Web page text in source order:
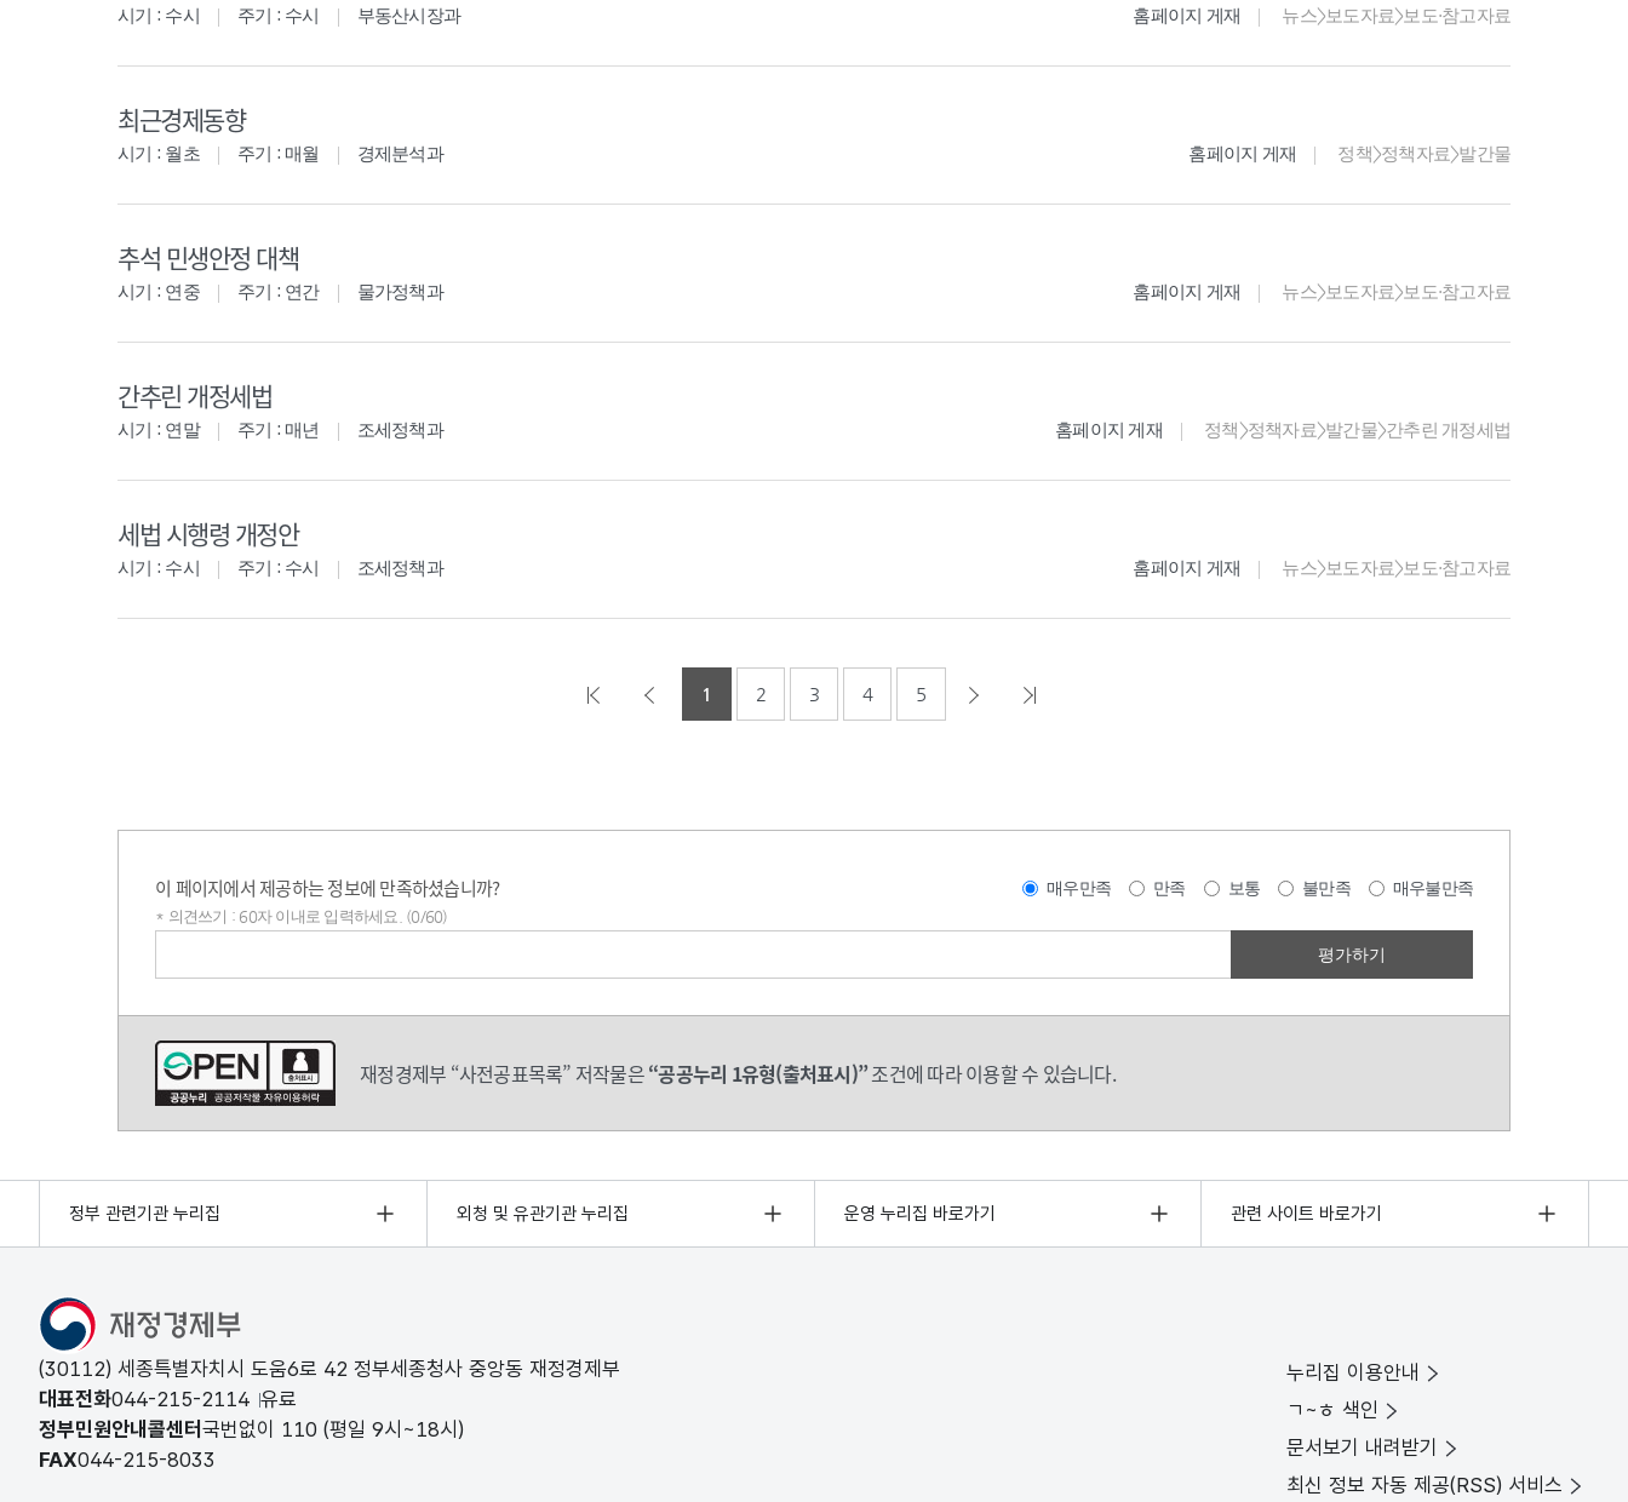
시기 : 수시 주기 : 수시 부동산시장과 홈페이지 게재 뉴스>보도자료>보도·참고자료
최근경제동향
시기 : 월초 주기 : 매월 경제분석과 홈페이지 게재 정책>정책자료>발간물
추석 민생안정 대책
시기 : 연중 주기 : 연간 물가정책과 홈페이지 게재 뉴스>보도자료>보도·참고자료
간추린 개정세법
시기 : 연말 주기 : 매년 조세정책과 홈페이지 게재 정책>정책자료>발간물>간추린 개정세법
세법 시행령 개정안
시기 : 수시 주기 : 수시 조세정책과 홈페이지 게재 뉴스>보도자료>보도·참고자료
1 2 3 4 5
이 페이지에서 제공하는 정보에 만족하셨습니까? 매우만족 만족 보통 불만족 매우불만족
* 의견쓰기 : 60자 이내로 입력하세요. (0/60)
재정경제부 “사전공표목록” 저작물은“공공누리 1유형(출처표시)”조건에 따라 이용할 수 있습니다.
정부 관련기관 누리집 외청 및 유관기관 누리집 운영 누리집 바로가기 관련 사이트 바로가기
(30112) 세종특별자치시 도움6로 42 정부세종청사 중앙동 재정경제부
대표전화044-215-2114 유료
정부민원안내콜센터 국번없이 110 (평일 9시~18시)
FAX044-215-8033
누리집 이용안내
ㄱ~ㅎ 색인
문서보기 내려받기
최신 정보 자동 제공(RSS) 서비스